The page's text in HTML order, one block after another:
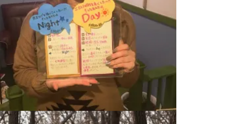
はじめまして！